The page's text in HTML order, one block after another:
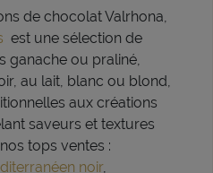
de chocolat Valrhona,
est une sélection de
ganache ou praliné,
au lait, blanc ou blond,
aux créations
saveurs et textures
tops ventes :
noir,